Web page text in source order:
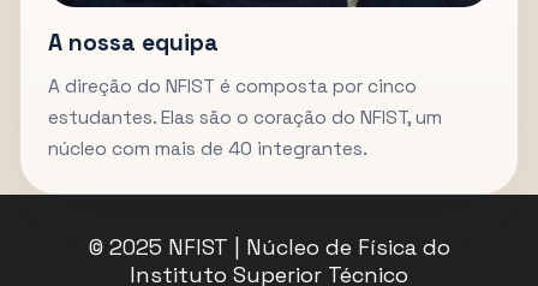
A nossa equipa
A direção do NFIST é composta por cinco
estudantes. Elas são o coração do NFIST, um
núcleo com mais de 40 integrantes.
© 2025 NFIST | Núcleo de Física do
Instituto Superior Técnico